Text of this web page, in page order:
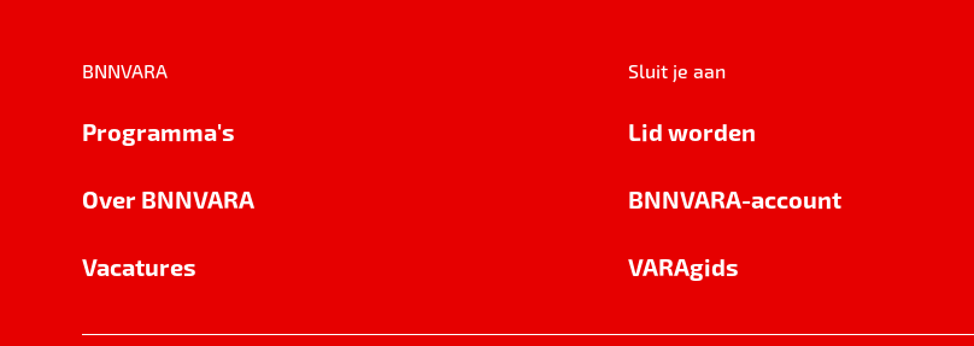
BNNVARA
Programma's
Over BNNVARA
Vacatures
Sluit je aan
Lid worden
BNNVARA-account
VARAgids